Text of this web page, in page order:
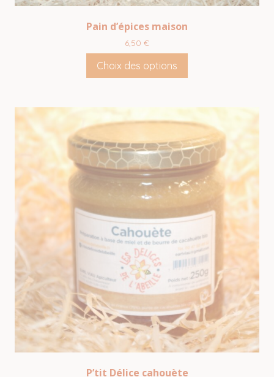
Pain d’épices maison
6,50 €
Choix des options
P’tit Délice cahouète